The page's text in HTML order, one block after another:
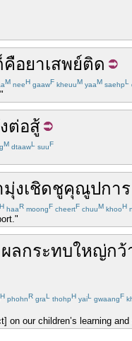
คือยาเสพย์ติด
M neeH gaawF kheuuM yaaM saehpL
ต่อสู้
M dtaawL suuF
มุ่งเชิดชูคุณูปการ
H haaR moongF cheertF chuuM khooH
ผลกระทบใหญ่กว้
H phohnR graL thohpH yaiL gwaangF
on our children’s learning and